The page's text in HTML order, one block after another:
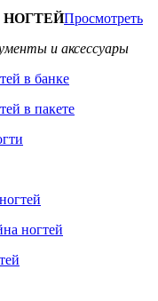
НОГТЕЙПросмотреть
и аксессуары
в банке
в пакете
ногтей